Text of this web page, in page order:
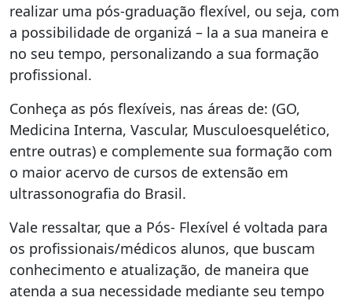
realizar uma pós-graduação flexível, ou seja, com
a possibilidade de organizá – la a sua maneira e
no seu tempo, personalizando a sua formação
profissional.
Conheça as pós flexíveis, nas áreas de: (GO,
Medicina Interna, Vascular, Musculoesquelético,
entre outras) e complemente sua formação com
o maior acervo de cursos de extensão em
ultrassonografia do Brasil.
Vale ressaltar, que a Pós- Flexível é voltada para
os profissionais/médicos alunos, que buscam
conhecimento e atualização, de maneira que
atenda a sua necessidade mediante seu tempo